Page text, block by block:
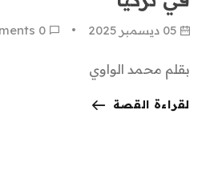
05 ديسمبر 2025 0
بقلم محمد الواوي
لقراءة القصة